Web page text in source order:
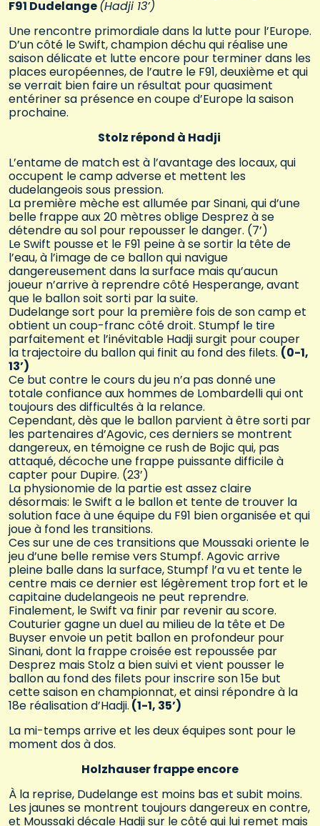
F91 Dudelange(Hadji 13’)
Une rencontre primordiale dans la lutte pour l’Europe.
D’un côté le Swift, champion déchu qui réalise une
saison délicate et lutte encore pour terminer dans les
places européennes, de l’autre le F91, deuxième et qui
se verrait bien faire un résultat pour quasiment
entériner sa présence en coupe d’Europe la saison
prochaine.
Stolz répond à Hadji
L’entame de match est à l’avantage des locaux, qui
occupent le camp adverse et mettent les
dudelangeois sous pression.
La première mèche est allumée par Sinani, qui d’une
belle frappe aux 20 mètres oblige Desprez à se
détendre au sol pour repousser le danger. (7’)
Le Swift pousse et le F91 peine à se sortir la tête de
l’eau, à l’image de ce ballon qui navigue
dangereusement dans la surface mais qu’aucun
joueur n’arrive à reprendre côté Hesperange, avant
que le ballon soit sorti par la suite.
Dudelange sort pour la première fois de son camp et
obtient un coup-franc côté droit. Stumpf le tire
parfaitement et l’inévitable Hadji surgit pour couper
la trajectoire du ballon qui finit au fond des filets. (0-1,
13’)
Ce but contre le cours du jeu n’a pas donné une
totale confiance aux hommes de Lombardelli qui ont
toujours des difficultés à la relance.
Cependant, dès que le ballon parvient à être sorti par
les partenaires d’Agovic, ces derniers se montrent
dangereux, en témoigne ce rush de Bojic qui, pas
attaqué, décoche une frappe puissante difficile à
capter pour Dupire. (23’)
La physionomie de la partie est assez claire
désormais: le Swift a le ballon et tente de trouver la
solution face à une équipe du F91 bien organisée et qui
joue à fond les transitions.
Ces sur une de ces transitions que Moussaki oriente le
jeu d’une belle remise vers Stumpf. Agovic arrive
pleine balle dans la surface, Stumpf l’a vu et tente le
centre mais ce dernier est légèrement trop fort et le
capitaine dudelangeois ne peut reprendre.
Finalement, le Swift va finir par revenir au score.
Couturier gagne un duel au milieu de la tête et De
Buyser envoie un petit ballon en profondeur pour
Sinani, dont la frappe croisée est repoussée par
Desprez mais Stolz a bien suivi et vient pousser le
ballon au fond des filets pour inscrire son 15e but
cette saison en championnat, et ainsi répondre à la
18e réalisation d’Hadji. (1-1, 35’)
La mi-temps arrive et les deux équipes sont pour le
moment dos à dos.
Holzhauser frappe encore
À la reprise, Dudelange est moins bas et subit moins.
Les jaunes se montrent toujours dangereux en contre,
et Moussaki décale Hadji sur le côté qui lui remet mais